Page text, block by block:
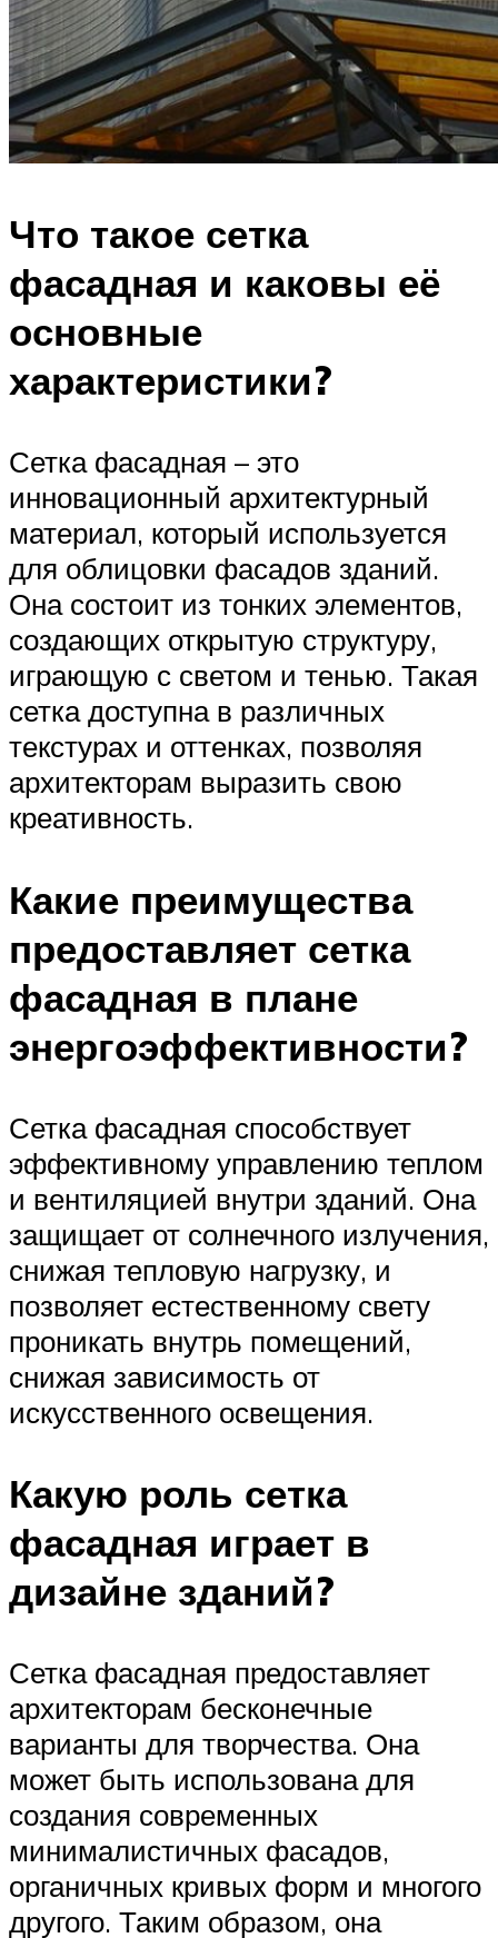
Что такое сетка
фасадная и каковы её
основные
характеристики?
Сетка фасадная – это
инновационный архитектурный
материал, который используется
для облицовки фасадов зданий.
Она состоит из тонких элементов,
создающих открытую структуру,
играющую с светом и тенью. Такая
сетка доступна в различных
текстурах и оттенках, позволяя
архитекторам выразить свою
креативность.
Какие преимущества
предоставляет сетка
фасадная в плане
энергоэффективности?
Сетка фасадная способствует
эффективному управлению теплом
и вентиляцией внутри зданий. Она
защищает от солнечного излучения,
снижая тепловую нагрузку, и
позволяет естественному свету
проникать внутрь помещений,
снижая зависимость от
искусственного освещения.
Какую роль сетка
фасадная играет в
дизайне зданий?
Сетка фасадная предоставляет
архитекторам бесконечные
варианты для творчества. Она
может быть использована для
создания современных
минималистичных фасадов,
органичных кривых форм и многого
другого. Таким образом, она